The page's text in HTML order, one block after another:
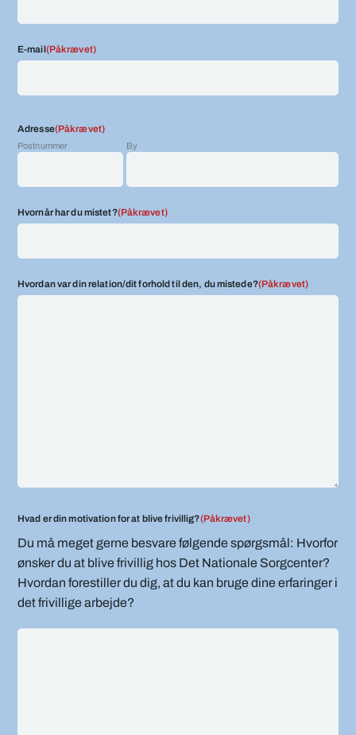
å
t
s
r
E-mail(Påkrævet)
Adresse(Påkrævet)
By
Postnummer
Hvornår har du mistet?(Påkrævet)
Hvordan var din relation/dit forhold til den, du mistede?(Påkrævet)
Hvad er din motivation for at blive frivillig?(Påkrævet)
Du må meget gerne besvare følgende spørgsmål: Hvorfor
ønsker du at blive frivillig hos Det Nationale Sorgcenter?
Hvordan forestiller du dig, at du kan bruge dine erfaringer i
det frivillige arbejde?